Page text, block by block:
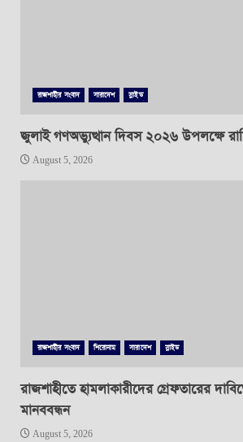
রাজশাহীর সংবাদ সারাদেশ স্লাইড
জুলাই গণঅভ্যুত্থান দিবস ২০২৬ উপলক্ষে
August 5, 2026
রাজশাহীর সংবাদ শিরোনাম সারাদেশ স্লাইড
রাজশাহীতে হামলাকারীদের গ্রেফতারের
মানববন্ধন
August 5, 2026